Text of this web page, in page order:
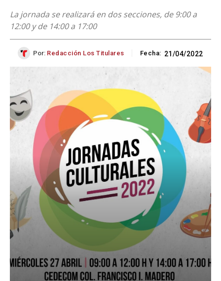
La jornada se realizará en dos secciones, de 9:00 a
12:00 y de 14:00 a 17:00
Por: Redacción Los Titulares Fecha: 21/04/2022